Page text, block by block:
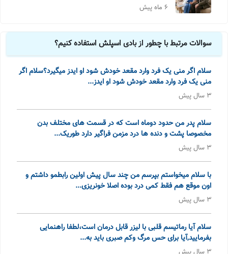
6 ماه پیش
سوالات مرتبط با چطور از بادی اسپلش استفاده کنیم؟
سلام اگر منی یک فرد وارد مقعد خودش شود او ایدز میگیرد؟سلام اگر
منی یک فرد وارد مقعد خودش شود او ایدز...
3 سال پیش
سلام پدر من حدود دوماه است که در قسمت های مختلف بدن
مخصوصا پشت و دنده ها درد مزمن فراگیر دارد طوریک...
3 سال پیش
با سلام میخواستم بپرسم من چند سال پیش اولین رابطمو داشتم و
اون موقع هم فقط کمی درد بوده اصلا خونریزی...
3 سال پیش
سلام آیا رماتیسم قلبی با لیزر قابل درمان است،لطفا راهنمایی
بفرمایید,آیا برای حس مرگ وکم صبری باید به...
3 سال پیش